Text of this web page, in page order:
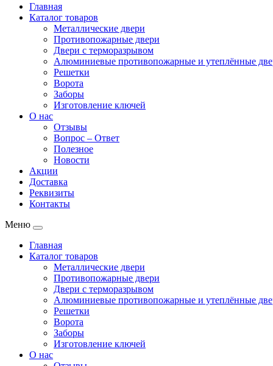
Главная
Каталог товаров
Металлические двери
Противопожарные двери
Двери с терморазрывом
Алюминиевые противопожарные и утеплённые
Решетки
Ворота
Заборы
Изготовление ключей
О нас
Отзывы
Вопрос – Ответ
Полезное
Новости
Акции
Доставка
Реквизиты
Контакты
Меню
Главная
Каталог товаров
Металлические двери
Противопожарные двери
Двери с терморазрывом
Алюминиевые противопожарные и утеплённые
Решетки
Ворота
Заборы
Изготовление ключей
О нас